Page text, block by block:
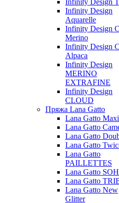
Infinity Design
Infinity Design
Aquarelle
Infinity Design
Merino
Infinity Design
Alpaca
Infinity Design
MERINO
EXTRAFINE
Infinity Design
CLOUD
Пряжа Lana Gatto
Lana Gatto
Lana Gatto
Lana Gatto
Lana Gatto
Lana Gatto
PAILLETTES
Lana Gatto
Lana Gatto
Lana Gatto New
Glitter